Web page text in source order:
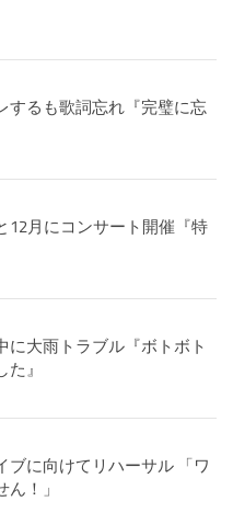
するも歌詞忘れ『完璧に忘
12月にコンサート開催『特
に大雨トラブル『ボトボト
』
ブに向けてリハーサル 「ワ
！」